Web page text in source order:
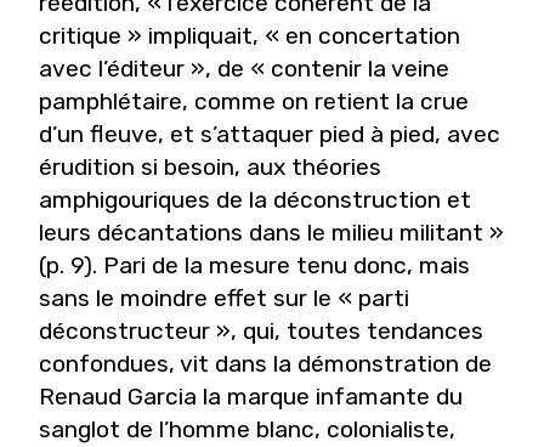
critique » impliquait, « en concertation
avec l’éditeur », de « contenir la veine
pamphlétaire, comme on retient la crue
d’un fleuve, et s’attaquer pied à pied, avec
érudition si besoin, aux théories
amphigouriques de la déconstruction et
leurs décantations dans le milieu militant »
(p. 9). Pari de la mesure tenu donc, mais
sans le moindre effet sur le « parti
déconstructeur », qui, toutes tendances
confondues, vit dans la démonstration de
Renaud Garcia la marque infamante du
sanglot de l’homme blanc, colonialiste,